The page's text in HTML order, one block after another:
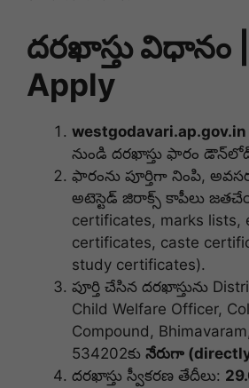
దరఖాస్తు విధానం
Apply
westgodavari.ap.gov.in
నుండి దరఖాస్తు ఫారం
ఫారంను పూర్తిగా నింపి,
అటెస్టెడ్ జిరాక్స్ కాపీలు
certificates, marks lists,
certificates, caste
study certificates).
పూర్తి చేసిన దరఖాస్తును
Child Welfare Officer,
Compound,
534202కు నేరుగా
దరఖాస్తు స్వీకరణ తేదీలు: